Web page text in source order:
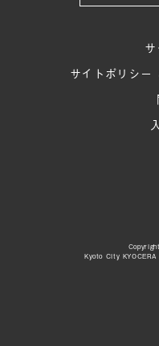
サイトポリシー
Kyoto City